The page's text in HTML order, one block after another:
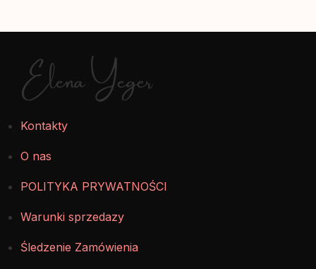
Elena Yeger
Kontakty
O nas
POLITYKA PRYWATNOŚCI
Warunki sprzedazy
Śledzenie Zamówienia